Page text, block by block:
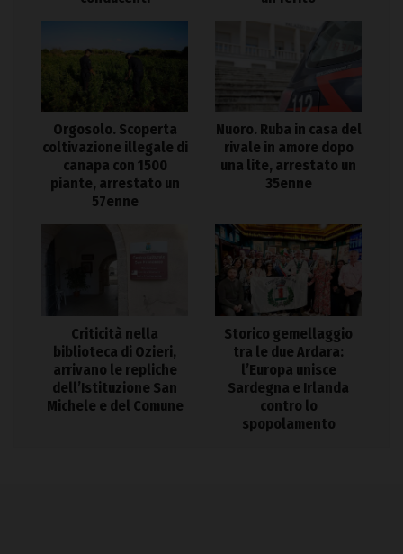
Orgosolo. Scoperta
coltivazione illegale di
canapa con 1500
piante, arrestato un
57enne
Nuoro. Ruba in casa del
rivale in amore dopo
una lite, arrestato un
35enne
Criticità nella
biblioteca di Ozieri,
arrivano le repliche
dell’Istituzione San
Michele e del Comune
Storico gemellaggio
tra le due Ardara:
l’Europa unisce
Sardegna e Irlanda
contro lo
spopolamento